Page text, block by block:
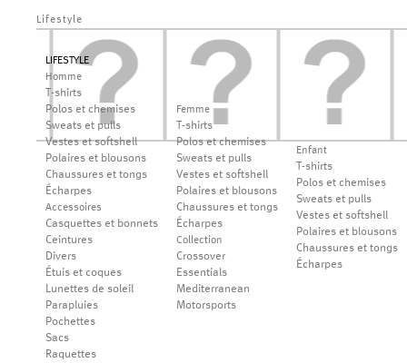
Lifestyle
LIFESTYLE
Homme
T-shirts
Polos et chemises
Sweats et pulls
Vestes et softshell
Polaires et blousons
Chaussures et tongs
Écharpes
Accessoires
Casquettes et bonnets
Ceintures
Divers
Étuis et coques
Lunettes de soleil
Parapluies
Pochettes
Sacs
Raquettes
Femme
T-shirts
Polos et chemises
Sweats et pulls
Vestes et softshell
Polaires et blousons
Chaussures et tongs
Écharpes
Collection
Crossover
Essentials
Mediterranean
Motorsports
Enfant
T-shirts
Polos et chemises
Sweats et pulls
Vestes et softshell
Polaires et blousons
Chaussures et tongs
Écharpes